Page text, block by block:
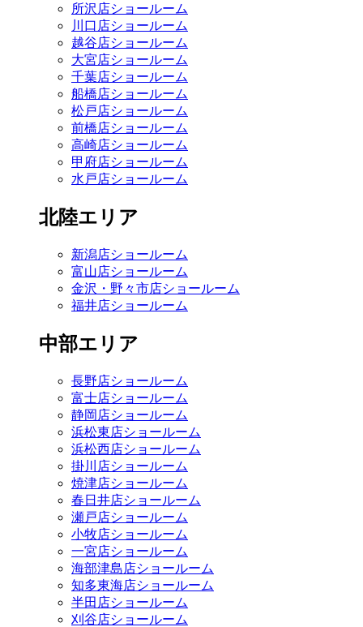
所沢店ショールーム
川口店ショールーム
越谷店ショールーム
大宮店ショールーム
千葉店ショールーム
船橋店ショールーム
松戸店ショールーム
前橋店ショールーム
高崎店ショールーム
甲府店ショールーム
水戸店ショールーム
北陸エリア
新潟店ショールーム
富山店ショールーム
金沢・野々市店ショールーム
福井店ショールーム
中部エリア
長野店ショールーム
富士店ショールーム
静岡店ショールーム
浜松東店ショールーム
浜松西店ショールーム
掛川店ショールーム
焼津店ショールーム
春日井店ショールーム
瀬戸店ショールーム
小牧店ショールーム
一宮店ショールーム
海部津島店ショールーム
知多東海店ショールーム
半田店ショールーム
刈谷店ショールーム